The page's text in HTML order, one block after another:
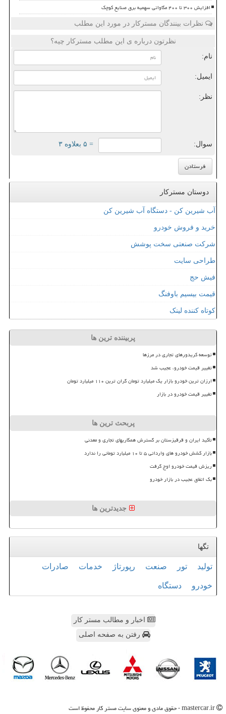
افزایش ۳۰۰ تا ۴۰۰ مگاواتی سهمیه برق صنایع کوچک
نظرات بینندگان مسترکار در مورد این مطلب
نظرتون درباره ی این مطلب مسترکار چیه؟
نام:
ایمیل:
نظر:
سوال: = ۵ بعلاوه ۳
دوستان مسترکار
آب شیرین کن - دستگاه آب شیرین کن
خرید و فروش خودرو
شرکت صنعتی سخت پوشش
طراحی سایت
فیش حج
قیمت بیسیم باوفنگ
کوتاه کننده لینک
پربیننده ترین ها
توسعه کریدورهای تجاری در مرزها
تغییر قیمت خودرو، عجیب شد
ارزان ترین خودرو بازار یک میلیارد تومان گران ترین ۱۱۰ میلیارد تومان
تغییر قیمت خودرو در بازار
پربحث ترین ها
تأکید ایران و قرقیزستان بر گسترش همکاریهای تجاری و معدنی
بازار کشش خودرو های وارداتی ۵ تا ۱۰ میلیارد تومانی را ندارد
ریزش قیمت خودرو اوج گرفت
بک اتفاق عجیب در بازار خودرو
جدیدترین ها
تگها
تولید تور صنعت رپورتاژ خدمات صادرات
خودرو دستگاه
اخبار و مطالب مستر کار
رفتن به صفحه اصلی